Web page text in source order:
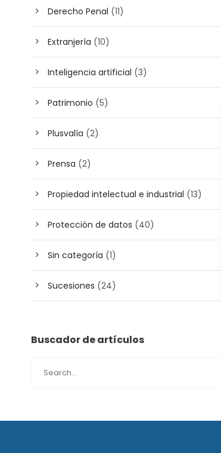
Derecho Penal (11)
Extranjería (10)
Inteligencia artificial (3)
Patrimonio (5)
Plusvalía (2)
Prensa (2)
Propiedad intelectual e industrial (13)
Protección de datos (40)
Sin categoría (1)
Sucesiones (24)
Buscador de artículos